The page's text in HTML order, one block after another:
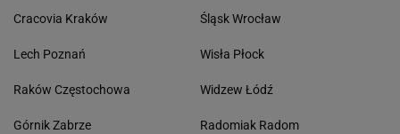
Cracovia Kraków
Lech Poznań
Raków Częstochowa
Górnik Zabrze
Śląsk Wrocław
Wisła Płock
Widzew Łódź
Radomiak Radom